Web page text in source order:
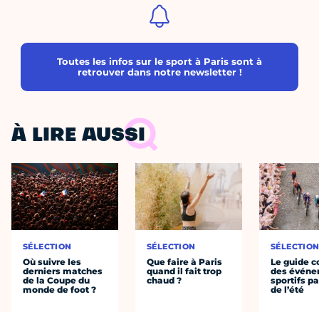
Toutes les infos sur le sport à Paris sont à
retrouver dans notre newsletter !
À LIRE AUSSI
SÉLECTION
Où suivre les
derniers matches
de la Coupe du
monde de foot ?
SÉLECTION
Que faire à Paris
quand il fait trop
chaud ?
SÉLECTION
Le guide
des
sportifs
de l’été